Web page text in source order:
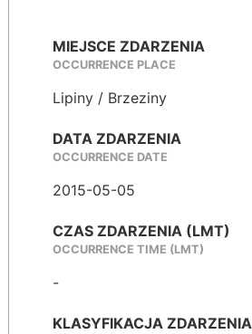
MIEJSCE ZDARZENIA
OCCURRENCE PLACE
Lipiny / Brzeziny
DATA ZDARZENIA
OCCURRENCE DATE
2015-05-05
CZAS ZDARZENIA (LMT)
OCCURRENCE TIME (LMT)
-
KLASYFIKACJA ZDARZENIA